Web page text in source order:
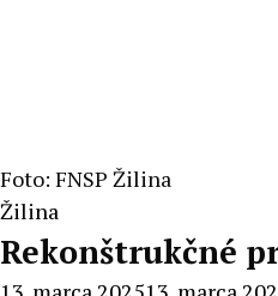
Foto: FNSP Žilina
Žilina
Rekonštrukčné